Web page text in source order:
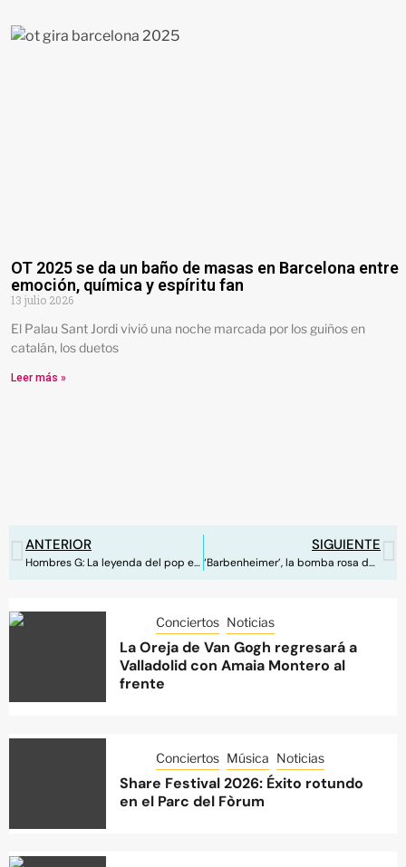
OT 2025 se da un baño de masas en Barcelona entre
emoción, química y espíritu fan
13 julio 2026
El Palau Sant Jordi vivió una noche marcada por los guiños en
catalán, los duetos
Leer más »
ANTERIOR
Hombres G: La leyenda del pop español llega a Marenostrum
SIGUIENTE
‘Barbenheimer’, la bomba rosa de este verano
Conciertos Noticias
La Oreja de Van Gogh regresará a
Valladolid con Amaia Montero al
frente
Conciertos Música Noticias
Share Festival 2026: Éxito rotundo
en el Parc del Fòrum